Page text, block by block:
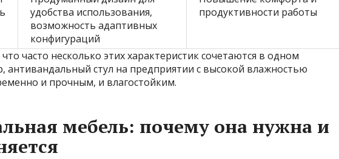
удобства использования,
возможность адаптивных
конфигураций
продуктивности работы
часто несколько этих характеристик сочетаются в одном
антивандальный стул на предприятии с высокой влажностью
и прочным, и влагостойким.
мебель: почему она нужна и